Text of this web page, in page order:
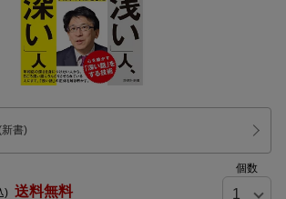
新書)
) 送料無料
個数